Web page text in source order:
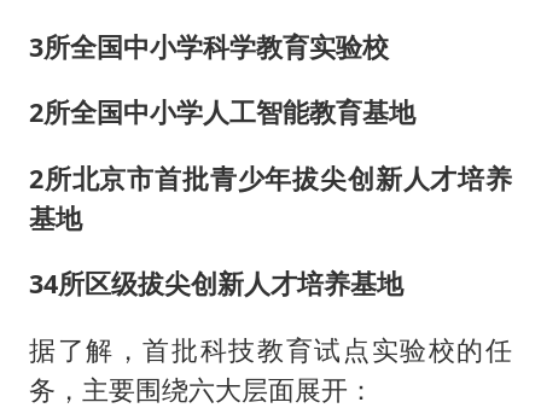
3所全国中小学科学教育实验校
2所全国中小学人工智能教育基地
2所北京市首批青少年拔尖创新人才培养
基地
34所区级拔尖创新人才培养基地
据了解，首批科技教育试点实验校的任
务，主要围绕六大层面展开：